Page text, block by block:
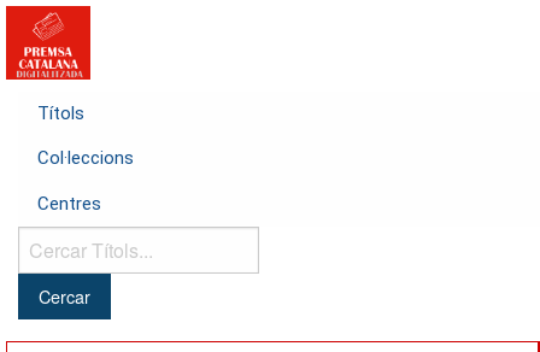
Títols
Col·leccions
Centres
Cercar
Títols...